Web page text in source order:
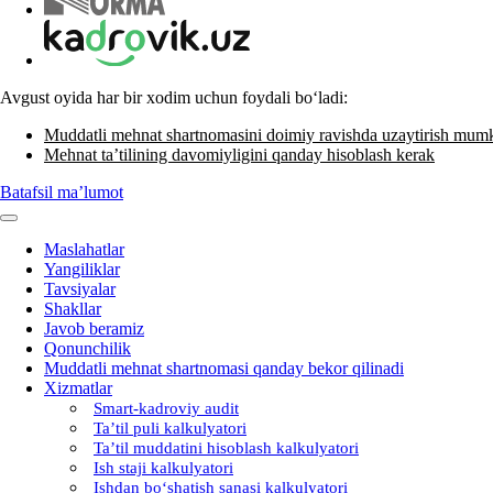
Avgust oyida har bir хodim uchun foydali boʻladi:
Muddatli mehnat shartnomasini doimiy ravishda uzaytirish
Mehnat ta’tilining davomiyligini qanday hisoblash kerak
Batafsil ma’lumot
Maslahatlar
Yangiliklar
Tavsiyalar
Shakllar
Javob beramiz
Qonunchilik
Muddatli mehnat shartnomasi qanday bekor qilinadi
Xizmatlar
Smart-kadroviy audit
Ta’til puli kalkulyatori
Ta’til muddatini hisoblash kalkulyatori
Ish staji kalkulyatori
Ishdan boʻshatish sanasi kalkulyatori